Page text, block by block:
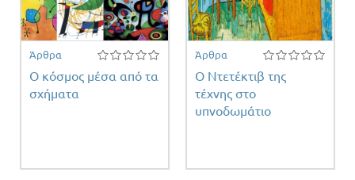
Άρθρα
Ο κόσμος μέσα από τα
σχήματα
Άρθρα
Ο Ντετέκτιβ της
τέχνης στο
υπνοδωμάτιο